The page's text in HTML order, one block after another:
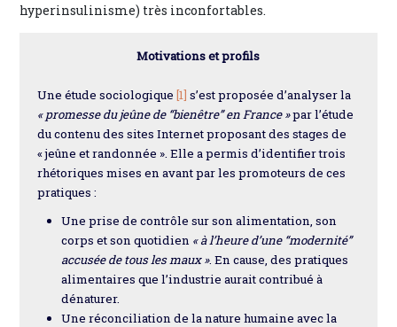
hyperinsulinisme) très inconfortables.
Motivations et profils
Une étude sociologique[1] s’est proposée d’analyser la
« promesse du jeûne de “bienêtre” en France »par l’étude
du contenu des sites Internet proposant des stages de
« jeûne et randonnée ». Elle a permis d’identifier trois
rhétoriques mises en avant par les promoteurs de ces
pratiques :
Une prise de contrôle sur son alimentation, son
corps et son quotidien « à l’heure d’une “modernité”
accusée de tous les maux ». En cause, des pratiques
alimentaires que l’industrie aurait contribué à
dénaturer.
Une réconciliation de la nature humaine avec la